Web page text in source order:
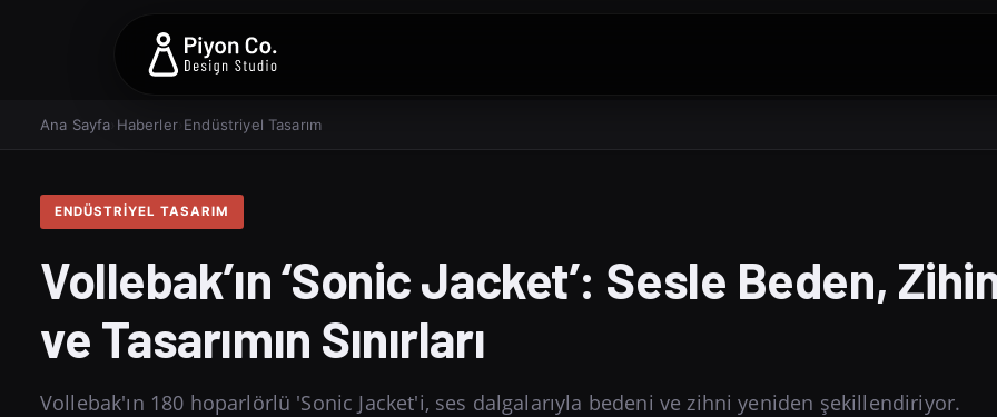
Ana Sayfa Haberler› Endüstriyel Tasarım
ENDÜSTRIYEL TASARIM
Vollebak’ın ‘Sonic Jacket’: Sesle Beden,
ve Tasarımın Sınırları
Vollebak'ın 180 hoparlörlü 'Sonic Jacket'i, ses dalgalarıyla bedeni ve zihni yeniden şekillendiriyor.